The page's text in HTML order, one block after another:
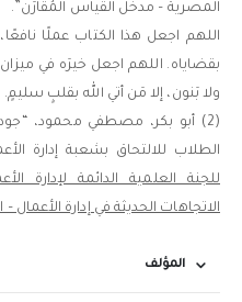
المصرية – مدخل القياس المُقارَن”.
اللهم اجعل هذا الكتاب عملًا
بقضاياه. اللهم اجعل خيرَه في
ولا بَنون، إلا مَن أتي الله بقلبٍ سليمٍ.
(2) أبو بكر، مصطفي محمود،
الطلاب للالتحاق بشعبة إدارة
للجنة العلمية الدائمة لإدارة
الاتجاهات الحديثة في إدارة الأعمال –
المؤلف